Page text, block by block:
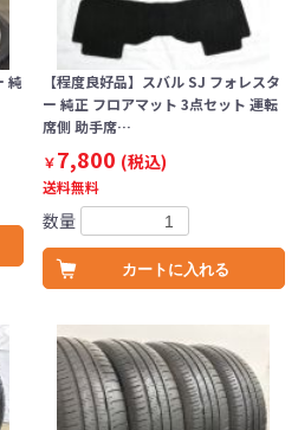
純
【程度良好品】スバル SJ フォレスタ
ー 純正 フロアマット 3点セット 運転
席側 助手席…
￥7,800 (税込)
送料無料
数量
カートに入れる